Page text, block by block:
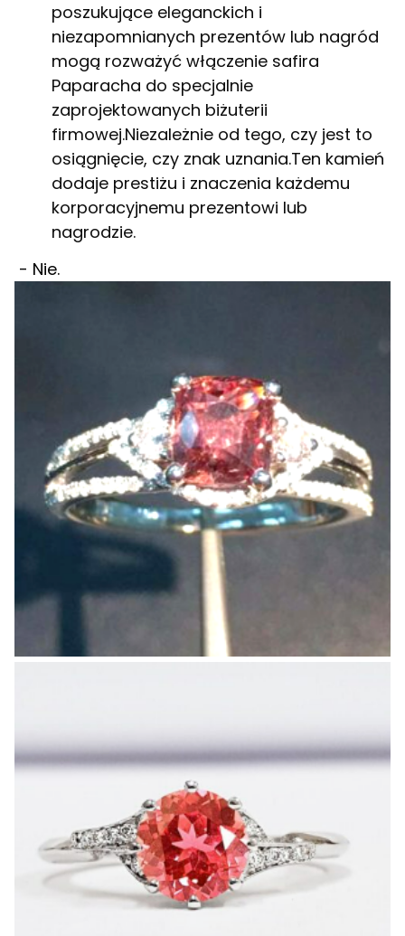
poszukujące eleganckich i
niezapomnianych prezentów lub nagród
mogą rozważyć włączenie safira
Paparacha do specjalnie
zaprojektowanych biżuterii
firmowej.Niezależnie od tego, czy jest to
osiągnięcie, czy znak uznania.Ten kamień
dodaje prestiżu i znaczenia każdemu
korporacyjnemu prezentowi lub
nagrodzie.
- Nie.